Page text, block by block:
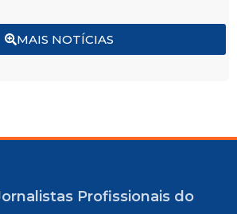
MAIS NOTÍCIAS
Profissionais do